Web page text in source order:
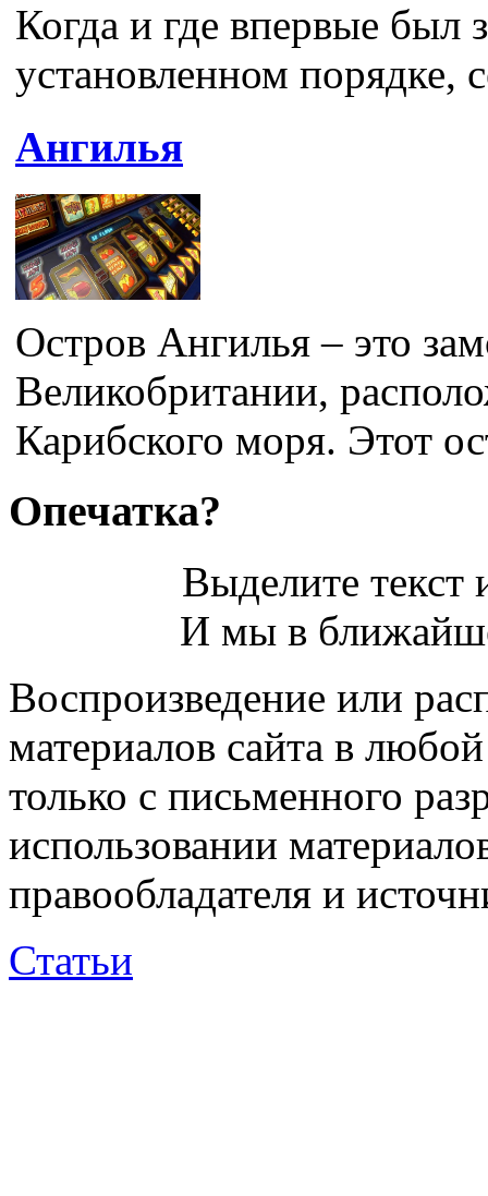
Когда и где впервые был
установленном порядке,
Ангилья
Остров Ангилья – это
Великобритании,
Карибского моря. Этот
Опечатка?
Выделите
И мы в
Воспроизведение или
материалов сайта в
только с письменного
использовании
правообладателя и
Статьи